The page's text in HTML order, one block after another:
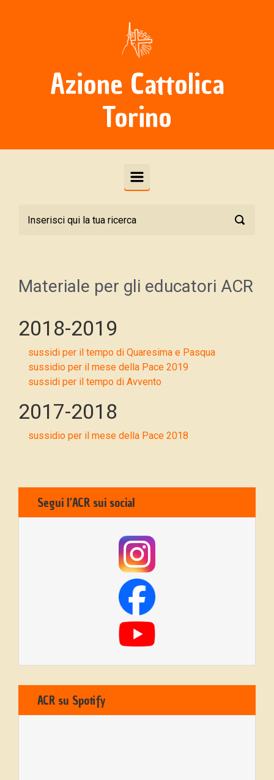
Azione Cattolica
Torino
Materiale per gli educatori ACR
2018-2019
sussidi per il tempo di Quaresima e Pasqua
sussidio per il mese della Pace 2019
sussidi per il tempo di Avvento
2017-2018
sussidio per il mese della Pace 2018
Segui l’ACR sui social
ACR su Spotify